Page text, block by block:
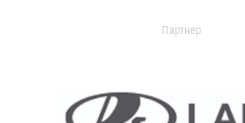
Партнер